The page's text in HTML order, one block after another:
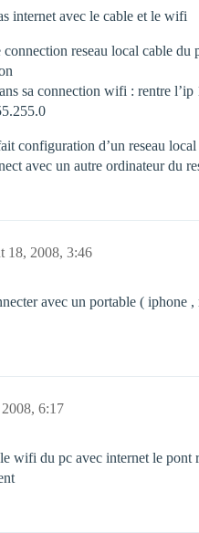
internet avec le cable et le wifi
connection reseau local cable du
sa connection wifi : rentre l’ip
configuration d’un reseau
avec un autre ordinateur du
18, 2008, 3:46
avec un portable ( iphone
6:17
wifi du pc avec internet le pont